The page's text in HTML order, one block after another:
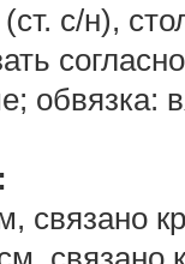
с/н),
связано